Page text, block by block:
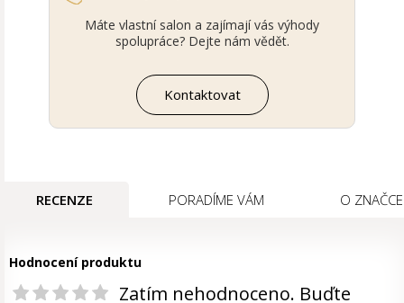
Máte vlastní salon a zajímají vás výhody
spolupráce? Dejte nám vědět.
Kontaktovat
RECENZE PORADÍME VÁM O ZNAČCE
Hodnocení produktu
Zatím nehodnoceno. Buďte